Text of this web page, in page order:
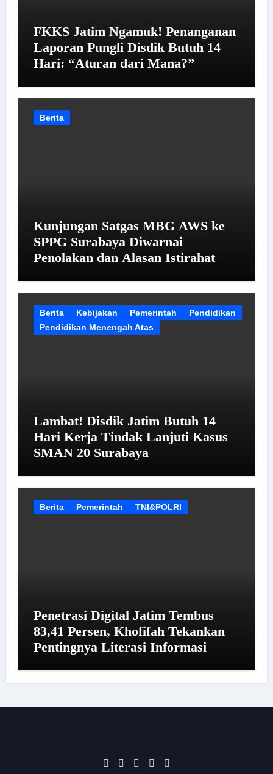
FKKS Jatim Ngamuk! Penanganan
Laporan Pungli Disdik Butuh 14
Hari: “Aturan dari Mana?”
Berita
Kunjungan Satgas MBG AWS ke
SPPG Surabaya Diwarnai
Penolakan dan Alasan Istirahat
Berita Kebijakan Pemerintah
Pendidikan
Pendidikan Menengah Atas
Lambat! Disdik Jatim Butuh 14
Hari Kerja Tindak Lanjuti Kasus
SMAN 20 Surabaya
Berita Pemerintah TNI&POLRI
Penetrasi Digital Jatim Tembus
83,41 Persen, Khofifah Tekankan
Pentingnya Literasi Informasi